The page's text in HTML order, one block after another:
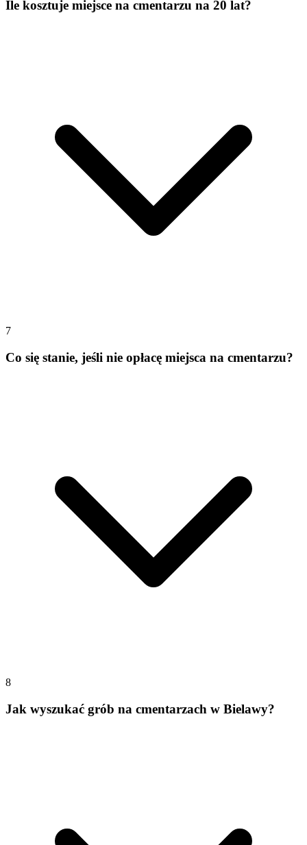
Ile kosztuje miejsce na cmentarzu na 20 lat?
7
Co się stanie, jeśli nie opłacę miejsca na cmentarzu?
8
Jak wyszukać grób na cmentarzach w Bielawy?